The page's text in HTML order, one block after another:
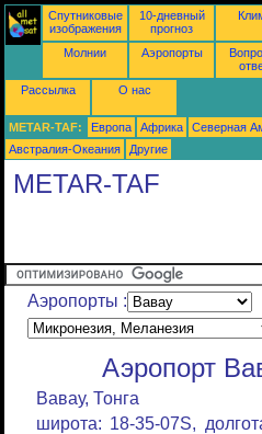
Спутниковые
изображения
10-дневный
прогноз
Молнии Аэропорты
Рассылка
О нас
METAR-TAF: Европа Африка Северная
Австралия-Океания
Другие
METAR-TAF
Аэропорты :
Аэропорт
Вавау, Тонга
широта: 18-35-07S,